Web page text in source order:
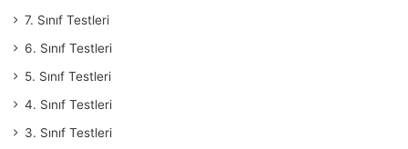
7. Sınıf Testleri
6. Sınıf Testleri
5. Sınıf Testleri
4. Sınıf Testleri
3. Sınıf Testleri